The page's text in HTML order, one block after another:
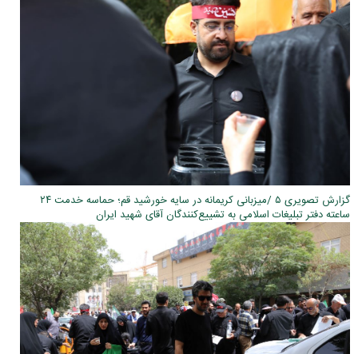
گزارش تصویری ۵ /میزبانی کریمانه در سایه خورشید قم؛ حماسه خدمت ۲۴
ساعته دفتر تبلیغات اسلامی به تشییع‌کنندگان آقای شهید ایران